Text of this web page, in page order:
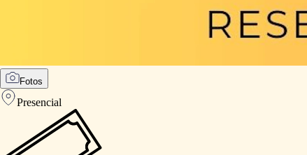
Fotos
Presencial